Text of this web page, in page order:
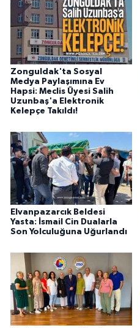
Zonguldak'ta Sosyal
Medya Paylaşımına Ev
Hapsi: Meclis Üyesi Salih
Uzunbaş'a Elektronik
Kelepçe Takıldı!
Elvanpazarcık Beldesi
Yasta: İsmail Cin Dualarla
Son Yolculuğuna Uğurlandı